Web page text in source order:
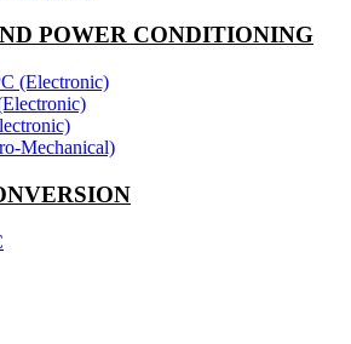
POWER CONDITIONING
(Electronic)
Mechanical)